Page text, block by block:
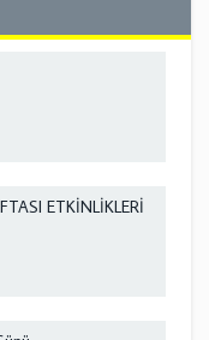
ETKİNLİKLERİ